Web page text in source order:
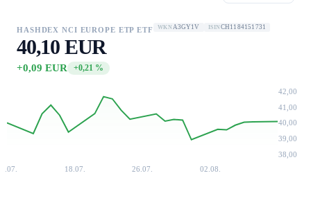
HASHDEX NCI EUROPE ETP ETF WKN A3GY1V ISIN CH1184151731
40,10 EUR
+0,09 EUR +0,21 %
42,00
41,00
40,00
39,00
38,00
18.07. 26.07. 02.08.